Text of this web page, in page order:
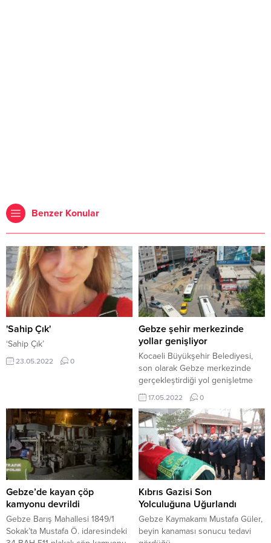
Benzer Konular
'Sahip Çık'
‘Sahip Çık’
23.05.2022 0
Gebze şehir merkezinde
yollar genişliyor
Kocaeli Büyükşehir Belediyesi,
son olarak Gebze merkezinde
gerçekleştirdiği yol genişletme
çalışmasıyla trafiğe nefes
aldıracak. Özellikle Özel Merkez
Hastanesi’nin hemen önünde
bulunan trafik ışıklarında araçların
yolun dar olması nedeniyle uzun
kuyruklar oluşturması bölgede
yoğun bir trafik sıkışıklığının
yaşanmasına sebebiyet
veriyordu. YOL 4 METRE
GENİŞLİYORBu bağlamda
Büyükşehir ekipleri, trafik
ışıklarında oluşan sıkışıklığın
önüne...
17.05.2022 0
Gebze’de kayan çöp
kamyonu devrildi
Gebze Barış Mahallesi 1849/1
Sokak’ta Mustafa Ö. idaresindeki
Kıbrıs Gazisi Son
Yolculuğuna Uğurlandı
Gebze Kaymakamı Mustafa Güler,
beyin kanaması sonucu tedavi